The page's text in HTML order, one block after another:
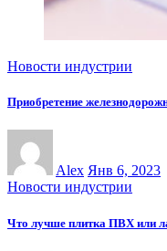
Новости индустрии
Приобретение
Alex Янв 6, 2023
Новости индустрии
Что лучше плитка ПВХ или